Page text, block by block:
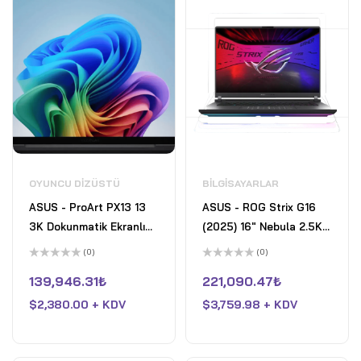
OYUNCU DIZÜSTÜ
ASUS - ProArt PX13 13
3K Dokunmatik Ekranlı
Dizüstü Bilgisayar -
Ryzen AI 9 HX 370 -
32GB Bellek - RTX 4050
üzerinden
0
aldı
(0)
139,946.31₺
$2,380.00 + KDV
BILGISAYARLAR
ASUS - ROG Strix G16
(2025) 16" Nebula 2.5K
240Hz Gaming Laptop-
275HX- 32GB DDR5-
GeForce RTX 5070- 2TB
üzerinden
0
aldı
(0)
221,090.47₺
$3,759.98 + KDV